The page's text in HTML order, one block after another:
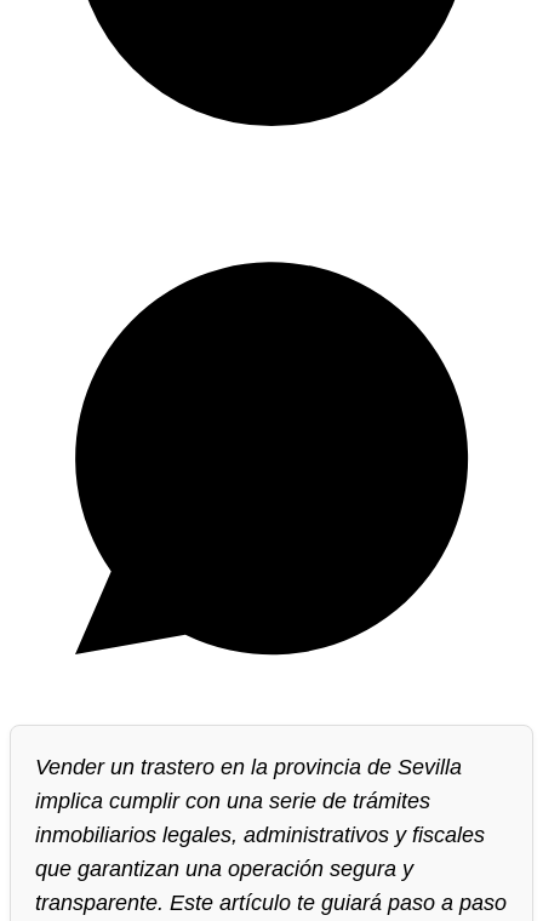
Vender un trastero en la provincia de Sevilla
implica cumplir con una serie de trámites
inmobiliarios legales, administrativos y fiscales
que garantizan una operación segura y
transparente. Este artículo te guiará paso a paso